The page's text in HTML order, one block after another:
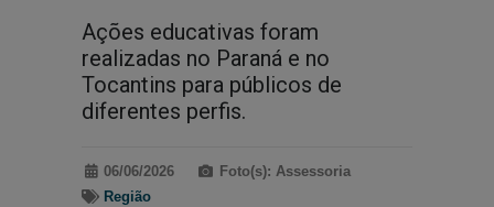
Ações educativas foram
realizadas no Paraná e no
Tocantins para públicos de
diferentes perfis.
06/06/2026
Foto(s): Assessoria
Região